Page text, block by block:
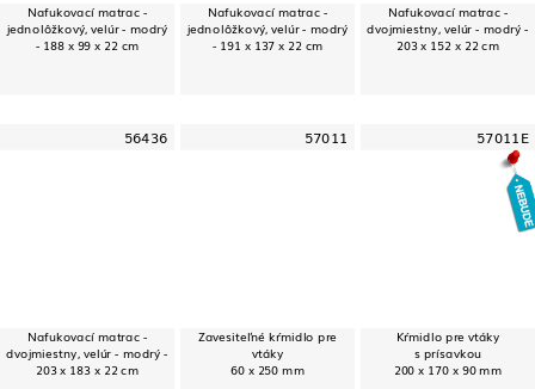
Nafukovací matrac -
jednolôžkový, velúr - modrý
- 188 x 99 x 22 cm
Nafukovací matrac -
jednolôžkový, velúr - modrý
- 191 x 137 x 22 cm
Nafukovací matrac -
dvojmiestny, velúr - modrý -
203 x 152 x 22 cm
56436
Nafukovací matrac -
dvojmiestny, velúr - modrý -
203 x 183 x 22 cm
57011
Zavesiteľné kŕmidlo pre
vtáky
60 x 250 mm
57011E
Kŕmidlo pre vtáky
s prísavkou
200 x 170 x 90 mm